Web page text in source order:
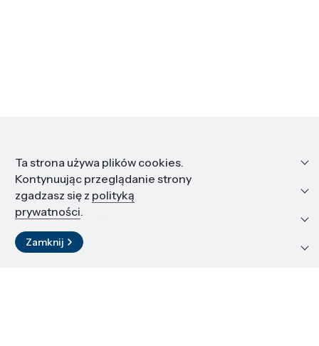
Informacje
Edukacja i kariera
Zasoby i materiały
Kontakt
Ta strona używa plików cookies.
Kontynuując przeglądanie strony
zgadzasz się z polityką
prywatności.
Zamknij